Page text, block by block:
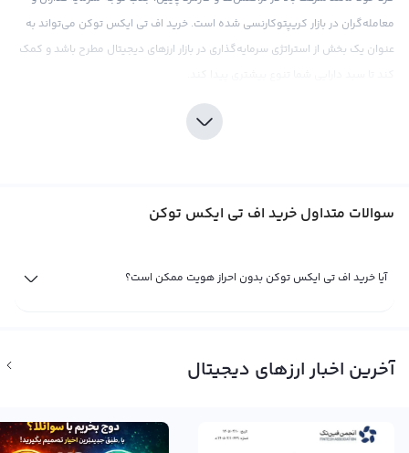
معامله‌گران در بازار کریپتوکارنسی شده است. خرید اف تی ایکس توکن می‌تواند به
عنوان یک بخش از استراتژی سرمایه‌گذاری در بازار ارزهای دیجیتال مطرح باشد و کمک
برای خرید اف تی ایکس توکن می‌توانید از صرافی رابکس استفاده کنید که با ارائه
قیمت‌های رقابتی و کارمزد پایین، تجربه خریدی مطلوب را برای شما فراهم می‌کند. اما
دقیقی از بازار کریپتوکارنسی، اطلاعات لازم را جمع‌آوری کنید. همچنین، نگرانی‌هایی
شما از آن تنها یک سود و ضرر فرضی است. تنها زمانی سود یا زیان شما نهایی
و می‌توانید با مراجعه به پلتفرم صرافی ارز دیجیتال رابکس با بهترین قیمت بازار، این
سوالات متداول خرید اف تی ایکس توکن
آیا خرید اف تی ایکس توکن بدون احراز هویت ممکن است؟
آخرین اخبار ارزهای دیجیتال